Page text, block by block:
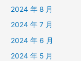
2024 年 8 月
2024 年 7 月
2024 年 6 月
2024 年 5 月